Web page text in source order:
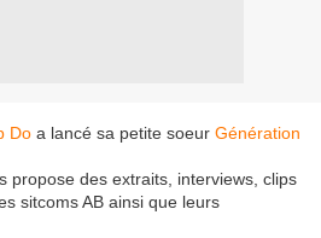
Do a lancé sa petite soeur Génération
propose des extraits, interviews, clips
sitcoms AB ainsi que leurs